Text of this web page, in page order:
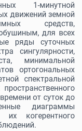
1-минутной
движений земной
средств,
для всех
ряды суточных
сингулярности,
, минимальной
ортогональных
спектральной
от суток до
диаграммы
когерентного